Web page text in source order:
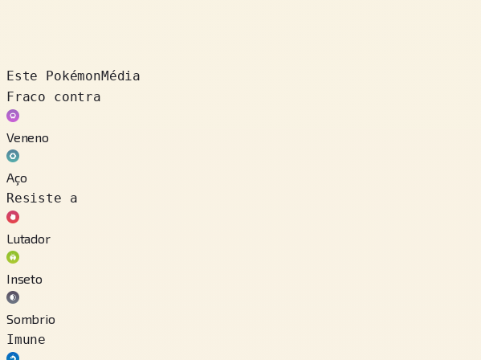
Este PokémonMédia
Fraco contra
Veneno
Aço
Resiste a
Lutador
Inseto
Sombrio
Imune